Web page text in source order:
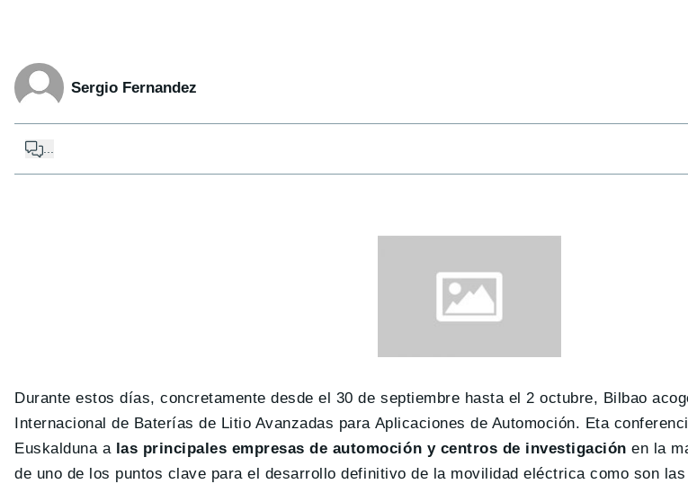
Sergio Fernandez
...
Durante estos días, concretamente desde el 30 de septiembre hasta el 2 octubre, Bilbao
Internacional de Baterías de Litio Avanzadas para Aplicaciones de Automoción. Eta
Euskalduna a las principales empresas de automoción y centros de investigación en la
de uno de los puntos clave para el desarrollo definitivo de la movilidad eléctrica como son